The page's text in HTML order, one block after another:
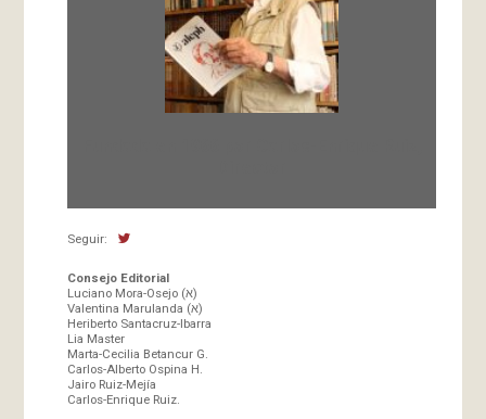
Seguir:
Consejo Editorial
Luciano Mora-Osejo (א)
Valentina Marulanda (א)
Heriberto Santacruz-Ibarra
Lia Master
Marta-Cecilia Betancur G.
Carlos-Alberto Ospina H.
Jairo Ruiz-Mejía
Carlos-Enrique Ruiz.